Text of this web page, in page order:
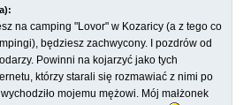
na camping "Lovor" w Kozaricy (a z tego co
będziesz zachwycony. I pozdrów od
Powinni na kojarzyć jako tych
którzy starali się rozmawiać z nimi po
mojemu mężowi. Mój małżonek